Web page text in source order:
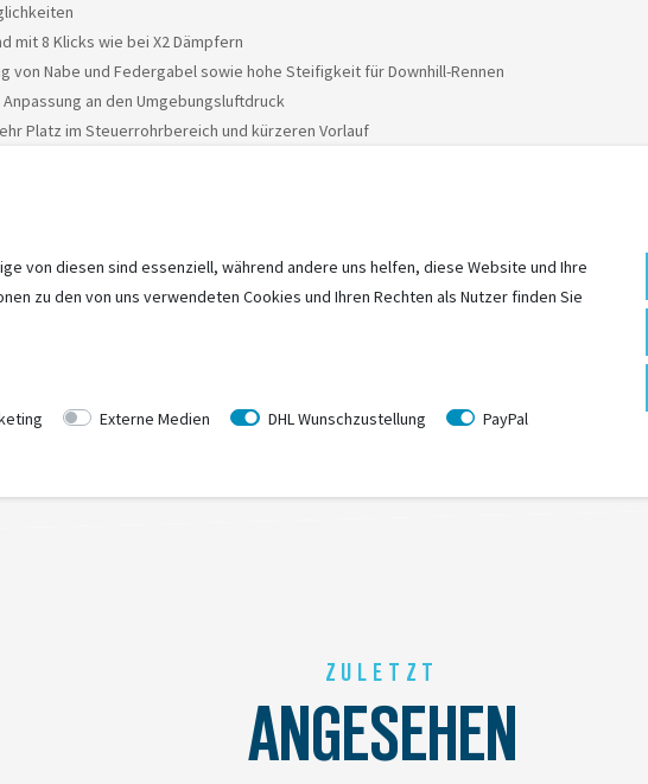
mit 8 Klicks wie bei X2 Dämpfern
Nabe und Federgabel sowie hohe Steifigkeit für Downhill-Rennen
an den Umgebungsluftdruck
Platz im Steuerrohrbereich und kürzeren Vorlauf
Reibung und optimiertes Ansprechverhalten
bietet eine überragende Gesamtperformance und sorgt für minimale Reibung und
ZULETZT
ANGESEHEN
von diesen sind essenziell, während andere uns helfen, diese Website und Ihre
zu den von uns verwendeten Cookies und Ihren Rechten als Nutzer finden Sie
Externe Medien DHL Wunschzustellung
PayPal